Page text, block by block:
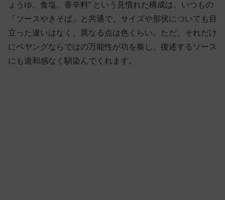
ょうゆ、食塩、香辛料” という見慣れた構成は、いつもの
「ソースやきそば」と共通で、サイズや形状についても目
立った違いはなく、異なる点は色くらい。ただ、それだけ
にペヤングならではの万能性が功を奏し、後述するソース
にも違和感なく馴染んでくれます。